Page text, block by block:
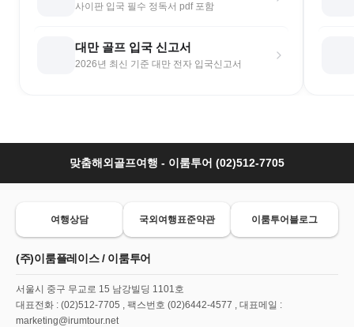
사이판 입국 필수 정독서 pdf 포함
대만 골프 입국 신고서
2026년 최신 기준 대만 전자 입국신고서
맞춤해외골프여행 - 이룸투어 (02)512-7705
여행상담 국외여행표준약관 이룸투어블로그
(주)이룸플레이스 / 이룸투어
서울시 중구 무교로 15 남강빌딩 1101호
대표전화 : (02)512-7705 , 팩스번호 (02)6442-4577 , 대표메일 :
marketing@irumtour.net